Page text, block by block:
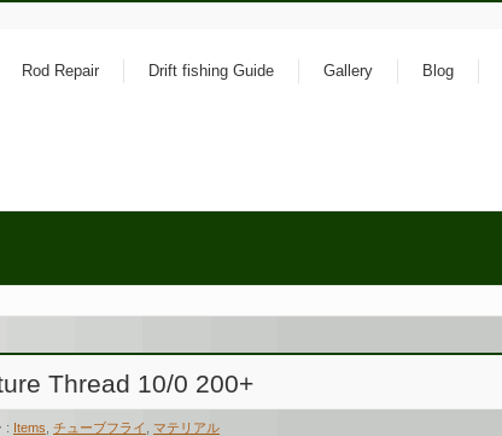
Rod Repair Drift fishing Guide Gallery Blog
Thread 10/0 200+
: Items チューブフライ マテリアル